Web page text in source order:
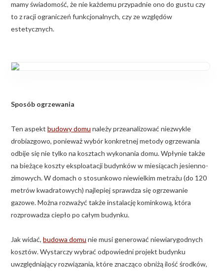
mamy świadomość, że nie każdemu przypadnie ono do gustu czy
to z racji ograniczeń funkcjonalnych, czy ze względów
estetycznych.
Sposób ogrzewania
Ten aspekt budowy domu należy przeanalizować niezwykle
drobiazgowo, ponieważ wybór konkretnej metody ogrzewania
odbije się nie tylko na kosztach wykonania domu. Wpłynie także
na bieżące koszty eksploatacji budynków w miesiącach jesienno-
zimowych. W domach o stosunkowo niewielkim metrażu (do 120
metrów kwadratowych) najlepiej sprawdza się ogrzewanie
gazowe. Można rozważyć także instalację kominkową, która
rozprowadza ciepło po całym budynku.
Jak widać, budowa domu nie musi generować niewiarygodnych
kosztów. Wystarczy wybrać odpowiedni projekt budynku
uwzględniający rozwiązania, które znacząco obniżą ilość środków,